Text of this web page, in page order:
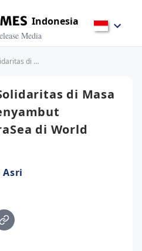
Indonesia
Media
/ Kilas Balik Aksi Solidaritas di Masa Pandemi dan Menyambut Kampanye #HidraSea di World Water Day 2025
di Masa
di World